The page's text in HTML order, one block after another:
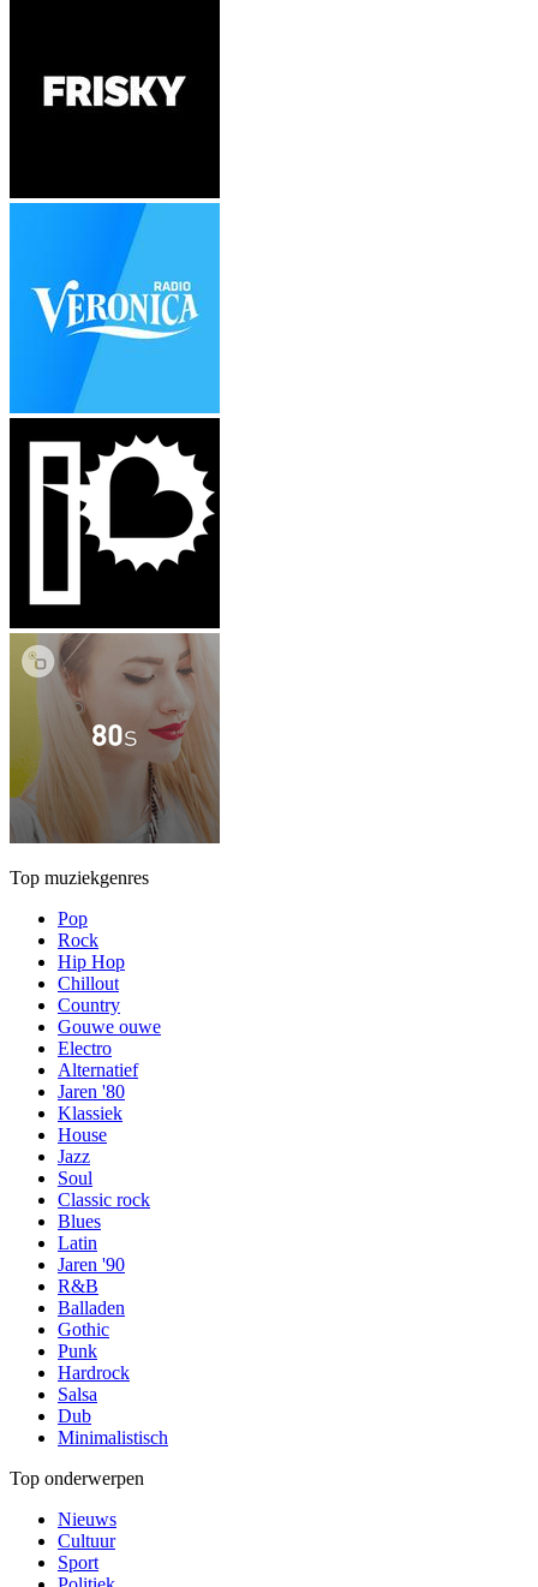
Top muziekgenres
Pop
Rock
Hip Hop
Chillout
Country
Gouwe ouwe
Electro
Alternatief
Jaren '80
Klassiek
House
Jazz
Soul
Classic rock
Blues
Latin
Jaren '90
R&B
Balladen
Gothic
Punk
Hardrock
Salsa
Dub
Minimalistisch
Top onderwerpen
Nieuws
Cultuur
Sport